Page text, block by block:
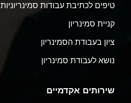
טיפים לכתיבת עבודות סמינריוניות
קניית סמינריון
ציון בעבודת הסמינריון
נושא לעבודת סמינריון
שירותים אקדמיים